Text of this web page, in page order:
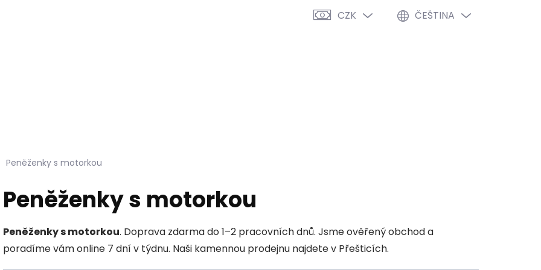
CZK ČEŠTINA
Peněženky s motorkou
Peněženky s motorkou
Peněženky s motorkou. Doprava zdarma do 1–2 pracovních dnů. Jsme ověřený obchod a
poradíme vám online 7 dní v týdnu. Naši kamennou prodejnu najdete v Přešticích.